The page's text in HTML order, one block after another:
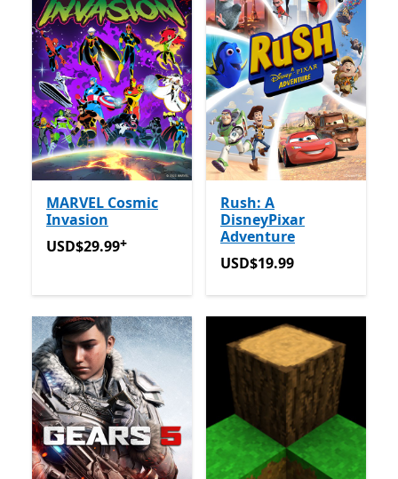
MARVEL Cosmic
Invasion
USD$29.99Avec des achats dans l’application
USD$29.99+
Rush: A
DisneyPixar
Adventure
USD$19.99
USD$19.99